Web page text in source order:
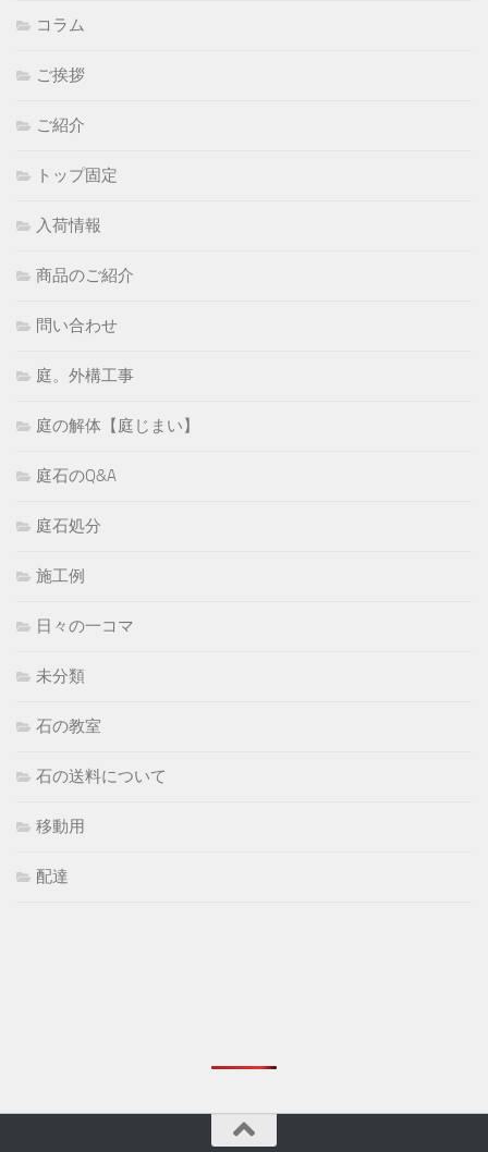
コラム
ご挨拶
ご紹介
トップ固定
入荷情報
商品のご紹介
問い合わせ
庭。外構工事
庭の解体【庭じまい】
庭石のQ&A
庭石処分
施工例
日々の一コマ
未分類
石の教室
石の送料について
移動用
配達